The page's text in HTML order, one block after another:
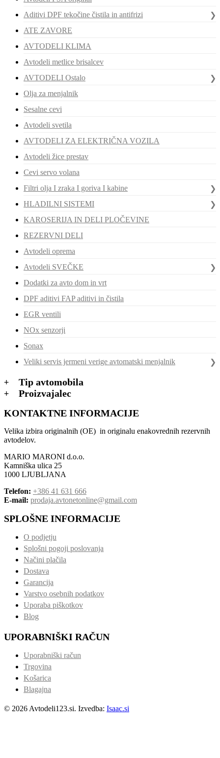
Aditivi DPF tekočine čistila in antifrizi
ATE ZAVORE
AVTODELI KLIMA
Avtodeli metlice brisalcev
AVTODELI Ostalo
Olja za menjalnik
Sesalne cevi
Avtodeli svetila
AVTODELI ZA ELEKTRIČNA VOZILA
Avtodeli žice prestav
Cevi servo volana
Filtri olja I zraka I goriva I kabine
HLADILNI SISTEMI
KAROSERIJA IN DELI PLOČEVINE
REZERVNI DELI
Avtodeli oprema
Avtodeli SVEČKE
Dodatki za avto dom in vrt
DPF aditivi FAP aditivi in čistila
EGR ventili
NOx senzorji
Sonax
Veliki servis jermeni verige avtomatski menjalnik
Tip avtomobila
Proizvajalec
KONTAKTNE INFORMACIJE
Velika izbira originalnih (OE) in originalu enakovrednih rezervnih
avtodelov.
MARIO MARONI d.o.o.
Kamniška ulica 25
1000 LJUBLJANA
Telefon: +386 41 631 666
E-mail: prodaja.avtonetonline@gmail.com
SPLOŠNE INFORMACIJE
O podjetju
Splošni pogoji poslovanja
Načini plačila
Dostava
Garancija
Varstvo osebnih podatkov
Uporaba piškotkov
Blog
UPORABNIŠKI RAČUN
Uporabniški račun
Trgovina
Košarica
Blagajna
© 2026 Avtodeli123.si. Izvedba: Isaac.si